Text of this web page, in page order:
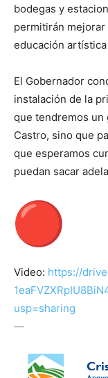
bodegas y
permitirán mejorar
educación
El Gobernador
instalación de la
que tendremos un
Castro, sino que
que esperamos
puedan sacar
Video: https://
usp=sharing
—